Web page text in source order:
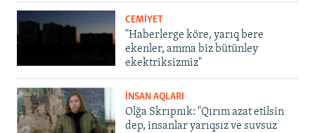
CEMİYET
"Haberlerge köre, yarıq bere
ekenler, amma biz bütünley
ekektriksizmiz"
İNSAN AQLARI
Olğa Skrıpnık: "Qırım azat etilsin
dep, insanlar yarıqsız ve suvsuz